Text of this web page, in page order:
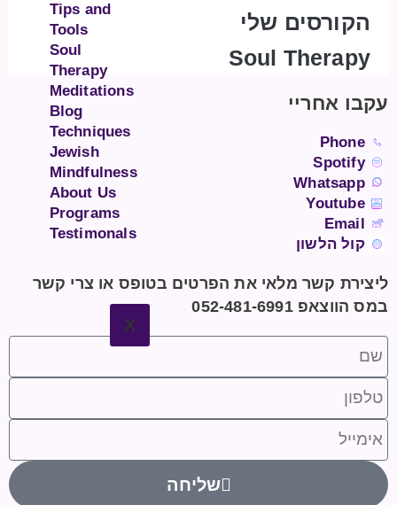
Tips and
Tools
Soul
Therapy
Meditations
Blog
Techniques
Jewish
Mindfulness
About Us
Programs
Testimonals
X
הקורסים שלי
Soul Therapy
עקבו אחריי
Phone
Spotify
Whatsapp
Youtube
Email
קול הלשון
ליצירת קשר מלאי את הפרטים בטופס או צרי קשר
במס הווצאפ 052-481-6991
שליחה